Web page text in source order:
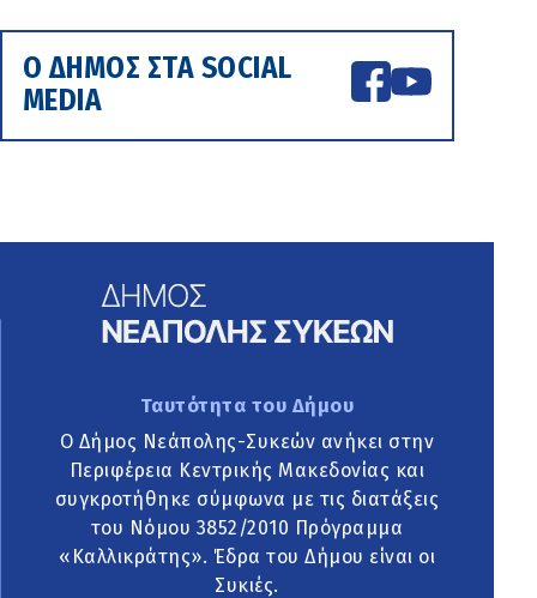
Ο ΔΗΜΟΣ ΣΤΑ SOCIAL
MEDIA
Ταυτότητα του Δήμου
Ο Δήμος Νεάπολης-Συκεών ανήκει στην
Περιφέρεια Κεντρικής Μακεδονίας και
συγκροτήθηκε σύμφωνα με τις διατάξεις
του Νόμου 3852/2010 Πρόγραμμα
«Καλλικράτης». Έδρα του Δήμου είναι οι
Συκιές.